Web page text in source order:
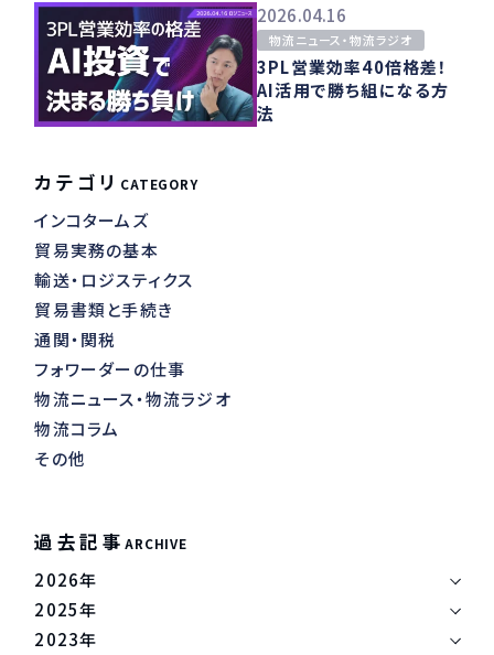
2026.04.16
物流ニュース・物流ラジオ
3PL営業効率40倍格差！
AI活用で勝ち組になる方
法
カテゴリ CATEGORY
インコタームズ
貿易実務の基本
輸送・ロジスティクス
貿易書類と手続き
通関・関税
フォワーダーの仕事
物流ニュース・物流ラジオ
物流コラム
その他
過去記事 ARCHIVE
2026年
2025年
2023年